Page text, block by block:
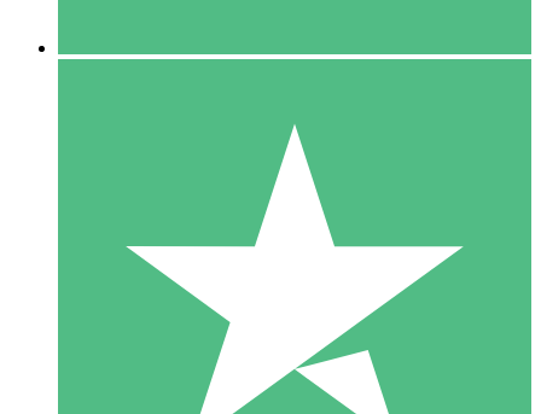
US$1500
10 Download
20